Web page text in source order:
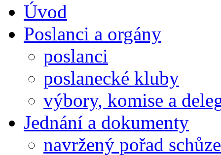
Úvod
Poslanci a orgány
poslanci
poslanecké kluby
výbory, komise a
Jednání a dokumenty
navržený pořad schůze